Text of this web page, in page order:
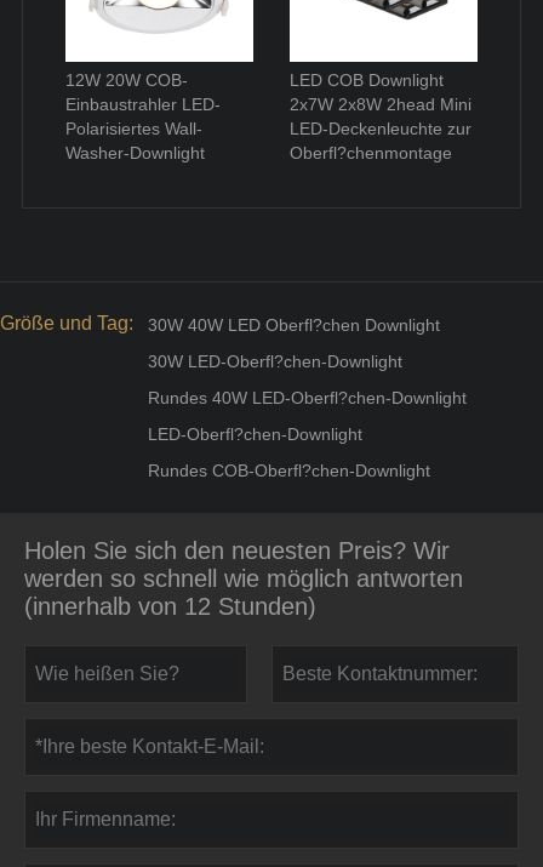
12W 20W COB-
Einbaustrahler LED-
Polarisiertes Wall-
Washer-Downlight
LED COB Downlight
2x7W 2x8W 2head Mini
LED-Deckenleuchte zur
Oberfl?chenmontage
Größe und Tag:
30W 40W LED Oberfl?chen Downlight
30W LED-Oberfl?chen-Downlight
Rundes 40W LED-Oberfl?chen-Downlight
LED-Oberfl?chen-Downlight
Rundes COB-Oberfl?chen-Downlight
Holen Sie sich den neuesten Preis? Wir
werden so schnell wie möglich antworten
(innerhalb von 12 Stunden)